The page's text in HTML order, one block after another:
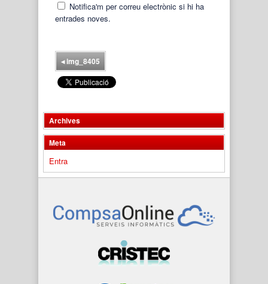
Notifica'm per correu electrònic si hi ha
entrades noves.
◂img_8405
Archives
Meta
Entra